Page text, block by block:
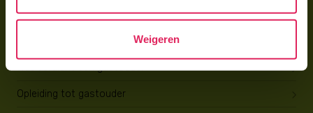
Weigeren
Gastouder worden
Wat verdient een gastouder?
Opleiding tot gastouder